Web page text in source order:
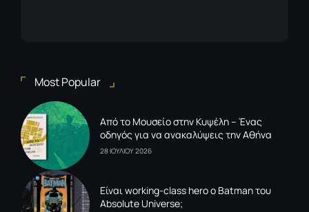
Most Popular
Από το Μουσείο στην Κυψέλη – Ένας
οδηγός για να ανακαλύψεις την Αθήνα
28 ΙΟΥΛΙΟΥ 2026
Είναι working-class hero ο Batman του
Absolute Universe;